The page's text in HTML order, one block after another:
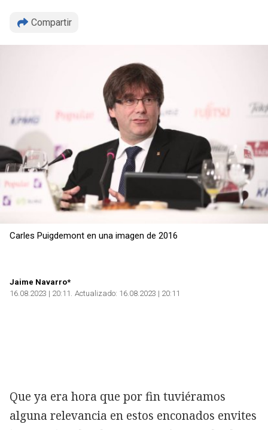
Compartir
Carles Puigdemont en una imagen de 2016
Jaime Navarro*
16.08.2023 | 20:11 Actualizado: 16.08.2023 | 20:11
Que ya era hora que por fin tuviéramos
alguna relevancia en estos enconados envites